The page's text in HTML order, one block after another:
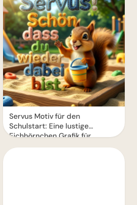
Servus Motiv für den
Schulstart: Eine lustige
Eichhörnchen Grafik für
WhatsApp